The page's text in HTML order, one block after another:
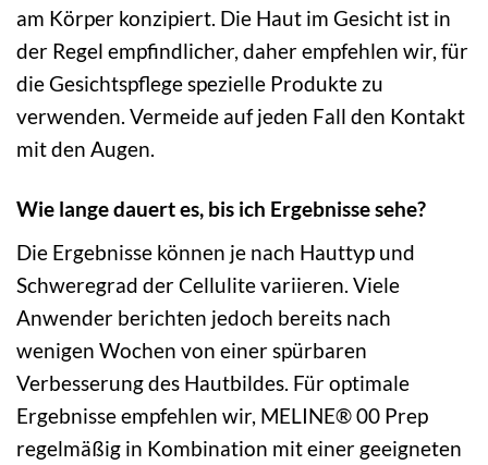
am Körper konzipiert. Die Haut im Gesicht ist in
der Regel empfindlicher, daher empfehlen wir, für
die Gesichtspflege spezielle Produkte zu
verwenden. Vermeide auf jeden Fall den Kontakt
mit den Augen.
Wie lange dauert es, bis ich Ergebnisse sehe?
Die Ergebnisse können je nach Hauttyp und
Schweregrad der Cellulite variieren. Viele
Anwender berichten jedoch bereits nach
wenigen Wochen von einer spürbaren
Verbesserung des Hautbildes. Für optimale
Ergebnisse empfehlen wir, MELINE® 00 Prep
regelmäßig in Kombination mit einer geeigneten